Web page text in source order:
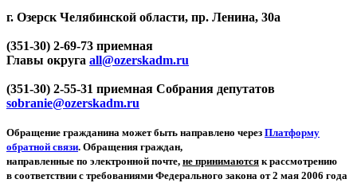
г. Озерск Челябинской области, пр. Ленина, 30а
(351-30) 2-69-73 приемная
Главы округа all@ozerskadm.ru
(351-30) 2-55-31 приемная Собрания депутатов
sobranie@ozerskadm.ru
Обращение гражданина может быть направлено через Платформу
обратной связи. Обращения граждан,
направленные по электронной почте, не принимаются к рассмотрению
в соответствии с требованиями Федерального закона от 2 мая 2006 года